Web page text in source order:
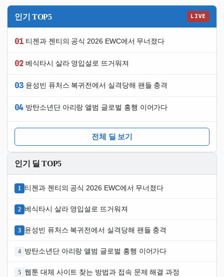
인기 TOP5 LIVE
01 티젠과 젠티의 공식 2026 EWC에서 무너졌다
02 베식타시 살라 영입설로 뜨거워져
03 윤성빈 퓨처스 복귀전에서 실격당해 팬들 충격
04 방탄소년단 아리랑 앨범 글로벌 흥행 이어가다
전체 딜 보기
인기 딜 TOP5
1 티젠과 젠티의 공식 2026 EWC에서 무너졌다
2 베식타시 살라 영입설로 뜨거워져
3 윤성빈 퓨처스 복귀전에서 실격당해 팬들 충격
4 방탄소년단 아리랑 앨범 글로벌 흥행 이어가다
5 웹툰 대체 사이트 찾는 방법과 접속 문제 해결 과정